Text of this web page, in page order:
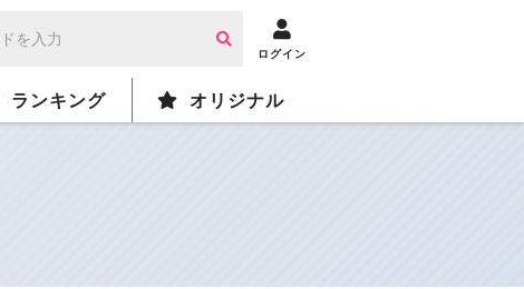
ログイン
ランキング オリジナル